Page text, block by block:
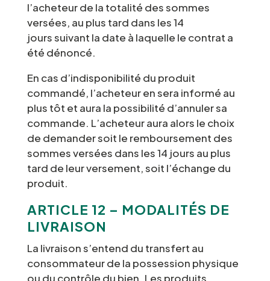
l’acheteur de la totalité des sommes
versées, au plus tard dans les 14
jours suivant la date à laquelle le contrat a
été dénoncé.
En cas d’indisponibilité du produit
commandé, l’acheteur en sera informé au
plus tôt et aura la possibilité d’annuler sa
commande. L’acheteur aura alors le choix
de demander soit le remboursement des
sommes versées dans les 14 jours au plus
tard de leur versement, soit l’échange du
produit.
ARTICLE 12 – MODALITÉS DE
LIVRAISON
La livraison s’entend du transfert au
consommateur de la possession physique
ou du contrôle du bien. Les produits